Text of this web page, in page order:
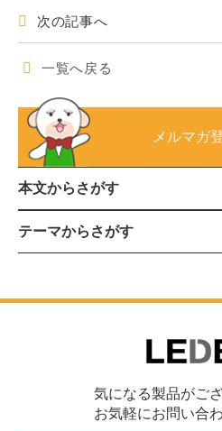
次の記事へ
一覧へ戻る
メルマガ
本文からさがす
テーマからさがす
気になる製品がご
お気軽にお問い合